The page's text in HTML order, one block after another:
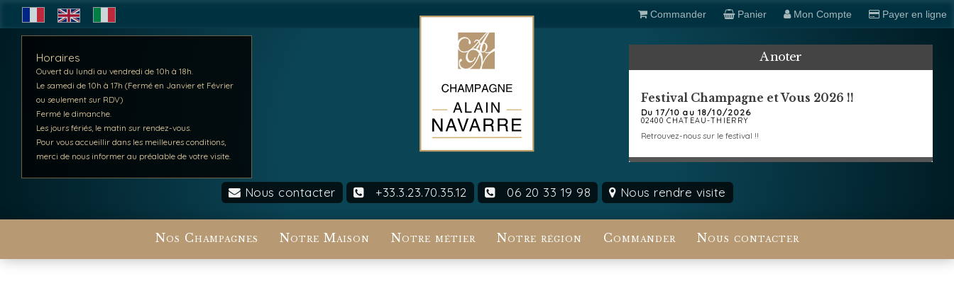
Horaires
Ouvert du lundi au vendredi de 10h à 18h.
Le samedi de 10h à 17h (Fermé en Janvier et Février
ou seulement sur RDV)
Fermé le dimanche.
Les jours fériés, le matin sur rendez-vous.
Pour vous accueillir dans les meilleures conditions,
merci de nous informer au préalable de votre visite.
A noter
Festival Champagne et Vous 2026 !!
Du 17/10 au 18/10/2026
02400 CHATEAU-THIERRY
Retrouvez-nous sur le festival !!
Nous contacter +33.3.23.70.35.12 06 20 33 19 98 Nous rendre visite
Nos Champagnes Notre Maison Notre métier Notre région Commander Nous contacter
Commander Panier Mon Compte Payer en ligne